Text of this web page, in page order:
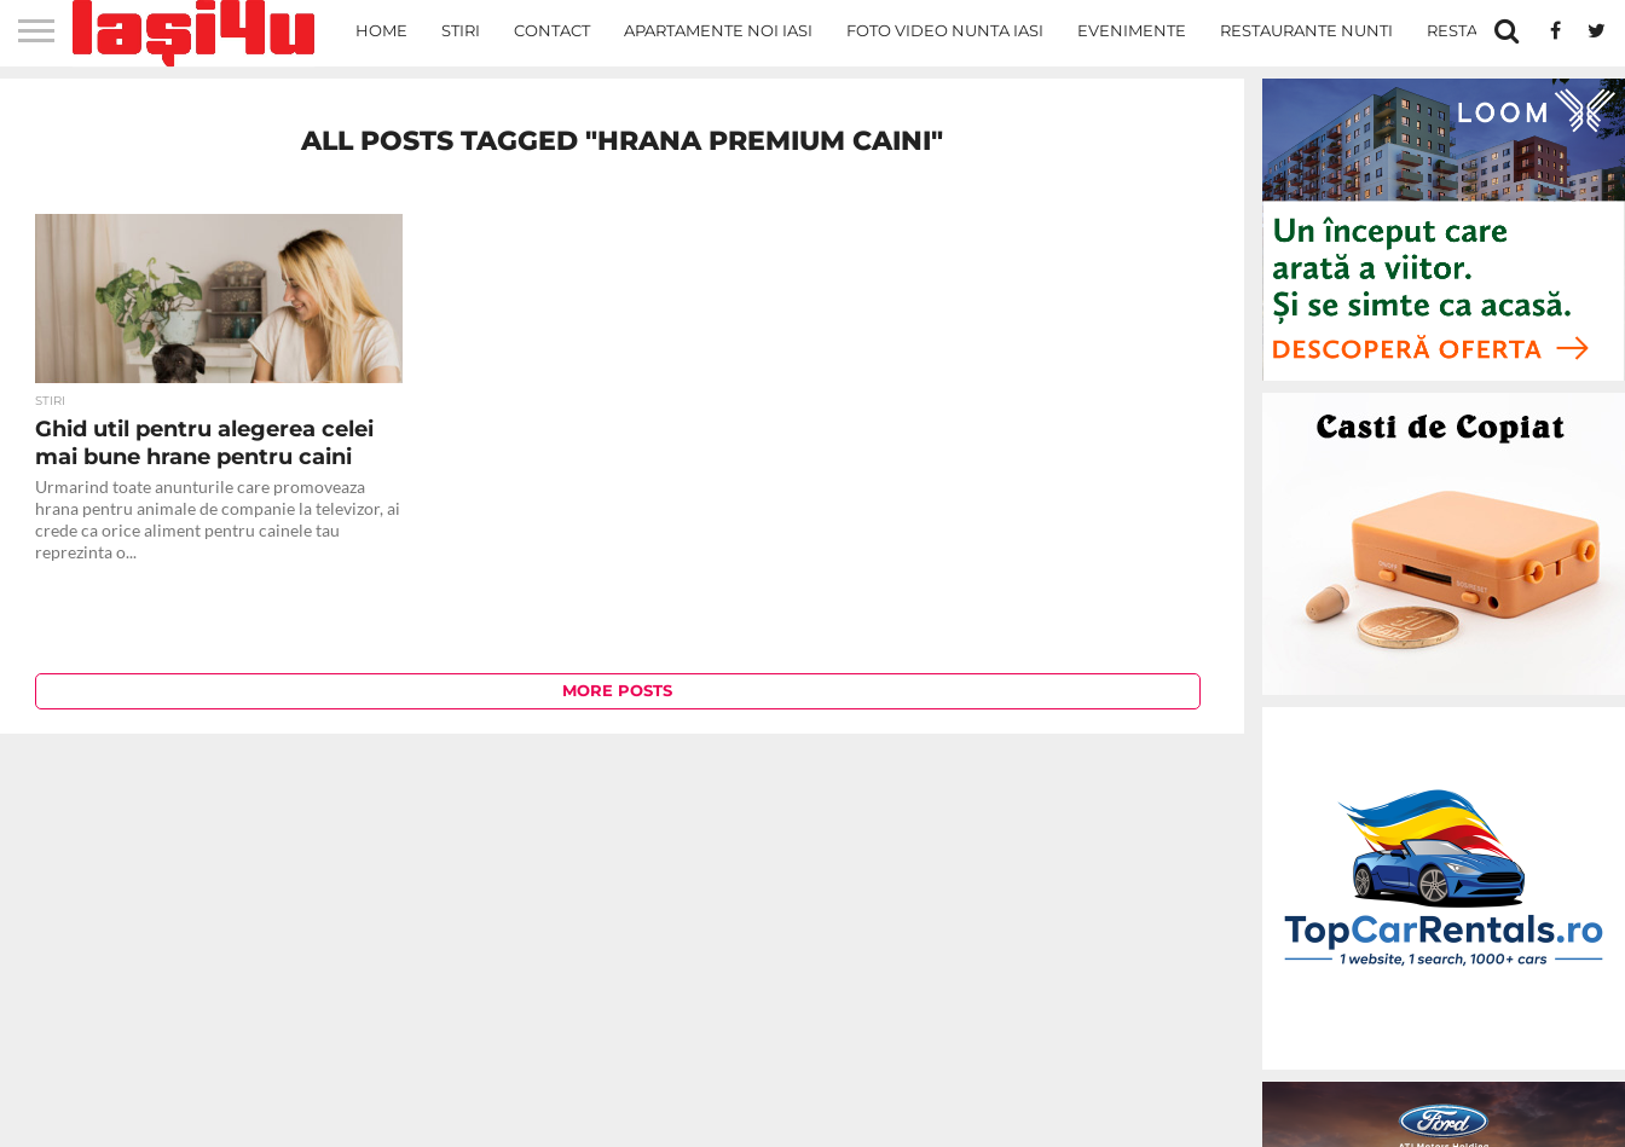
HOME STIRI CONTACT APARTAMENTE NOI IASI FOTO VIDEO NUNTA IASI EVENIMENTE RESTAURANTE NUNTI RESTAURANTE IN IASI
ALL POSTS TAGGED "HRANA PREMIUM CAINI"
STIRI
Ghid util pentru alegerea celei
mai bune hrane pentru caini
Urmarind toate anunturile care promoveaza
hrana pentru animale de companie la televizor, ai
crede ca orice aliment pentru cainele tau
reprezinta o...
MORE POSTS